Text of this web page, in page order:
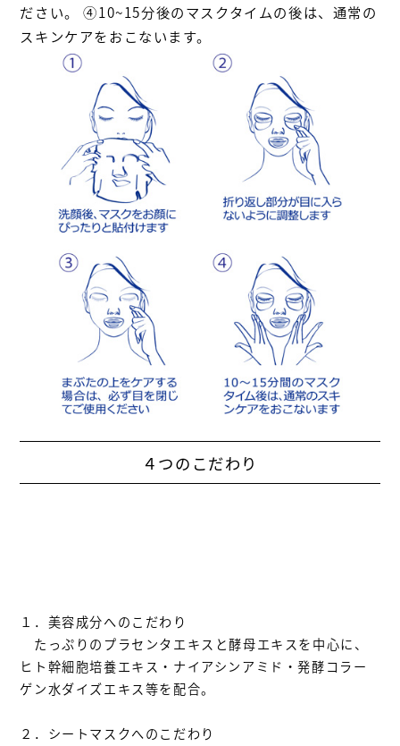
ださい。 ④10~15分後のマスクタイムの後は、通常の
スキンケアをおこないます。
４つのこだわり
１．美容成分へのこだわり
たっぷりのプラセンタエキスと酵母エキスを中心に、
ヒト幹細胞培養エキス・ナイアシンアミド・発酵コラー
ゲン水ダイズエキス等を配合。
２．シートマスクへのこだわり